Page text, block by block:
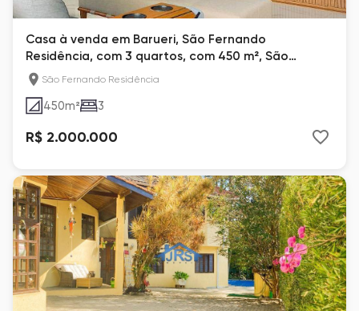
Casa à venda em Barueri, São Fernando
Residência, com 3 quartos, com 450 m², São
Fernando Residência
São Fernando Residência
450m² 3
R$ 2.000.000